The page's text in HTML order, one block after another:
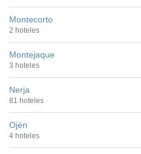
Montecorto
2 hoteles
Montejaque
3 hoteles
Nerja
81 hoteles
Ojén
4 hoteles